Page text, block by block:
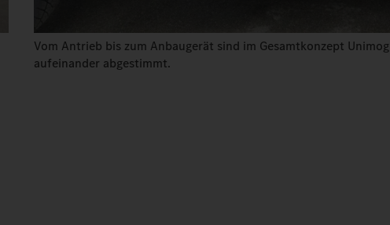
Vom Antrieb bis zum Anbaugerät sind im Gesamtkonzept
aufeinander abgestimmt.